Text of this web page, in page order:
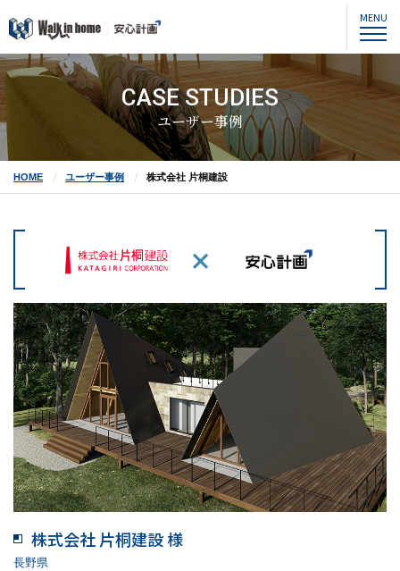
MENU
CASE STUDIES
ユーザー事例
HOME ユーザー事例 株式会社 片桐建設
株式会社 片桐建設 様
長野県